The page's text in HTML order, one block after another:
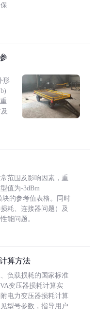
形
范围及影响因素，重
值为-3dBm
块的参考值表格。同时
耗、连接器问题）及
能问题。
算方法
负载损耗的国家标准
变压器损耗计算实
电力变压器损耗计算
型号参数，指导用户